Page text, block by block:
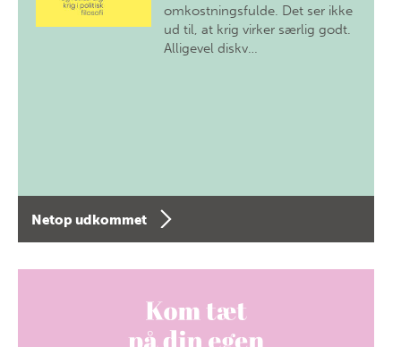
omkostningsfulde. Det ser ikke
ud til, at krig virker særlig godt.
Alligevel diskv…
Netop udkommet